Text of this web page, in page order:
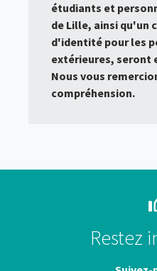
étudiants et
de Lille, ainsi qu'un
d'identité pour les
extérieures, seront
Nous vous
compréhension.
Restez